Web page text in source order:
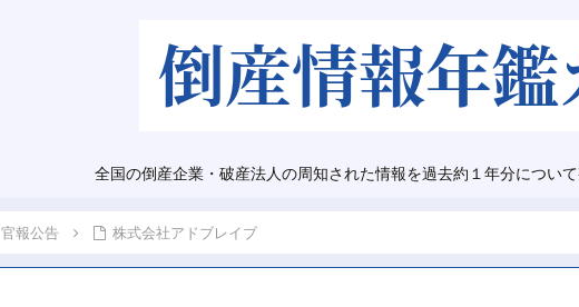
全国の倒産企業・破産法人の周知された情報を過去約１年分につい
官報公告 株式会社アドブレイブ